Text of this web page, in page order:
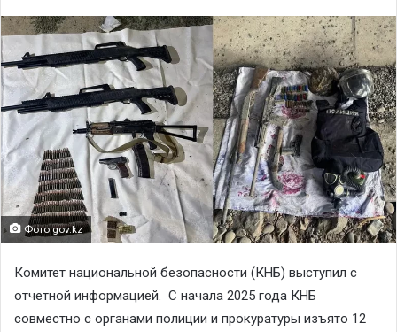
Фото gov.kz
Комитет национальной безопасности (КНБ) выступил с
отчетной информацией. C начала 2025 года КНБ
совместно с органами полиции и прокуратуры изъято 12